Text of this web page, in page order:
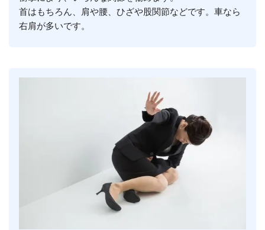
首はもちろん、肩や腰、ひざや股関節などです。車なら
右肩が多いです。